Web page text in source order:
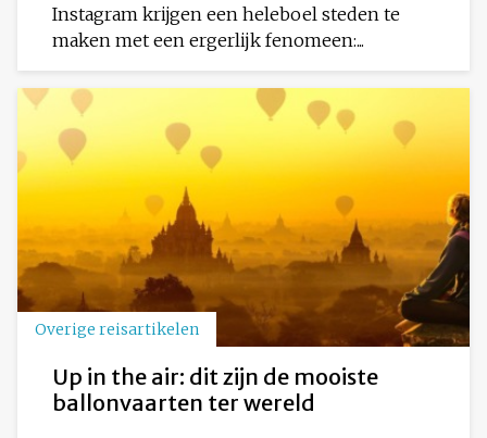
Instagram krijgen een heleboel steden te
maken met een ergerlijk fenomeen:...
Overige reisartikelen
Up in the air: dit zijn de mooiste
ballonvaarten ter wereld